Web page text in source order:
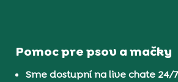
Pomoc pre psov a mačky
Sme dostupní na live chate 24/